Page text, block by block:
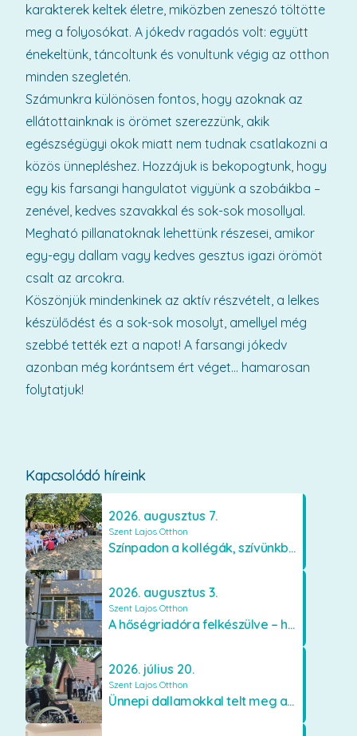
Kapcsolódó híreink
2026. augusztus 7.
Szent Lajos Otthon
Színpadon a kollégák, szívünkben a lakók
2026. augusztus 3.
Szent Lajos Otthon
A hőségriadóra felkészülve – hűsítő fejlesztések a Szent Lajos Otthonban
2026. július 20.
Szent Lajos Otthon
Ünnepi dallamokkal telt meg a Szent Lajos Otthon
karakterek keltek életre, miközben zeneszó töltötte
meg a folyosókat. A jókedv ragadós volt: együtt
énekeltünk, táncoltunk és vonultunk végig az otthon
minden szegletén.
Számunkra különösen fontos, hogy azoknak az
ellátottainknak is örömet szerezzünk, akik
egészségügyi okok miatt nem tudnak csatlakozni a
közös ünnepléshez. Hozzájuk is bekopogtunk, hogy
egy kis farsangi hangulatot vigyünk a szobáikba –
zenével, kedves szavakkal és sok-sok mosollyal.
Megható pillanatoknak lehettünk részesei, amikor
egy-egy dallam vagy kedves gesztus igazi örömöt
csalt az arcokra.
Köszönjük mindenkinek az aktív részvételt, a lelkes
készülődést és a sok-sok mosolyt, amellyel még
szebbé tették ezt a napot! A farsangi jókedv
azonban még korántsem ért véget… hamarosan
folytatjuk!